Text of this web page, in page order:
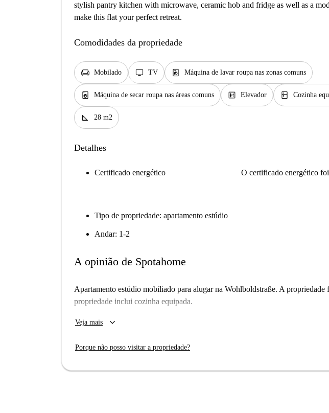
stylish pantry kitchen with microwave, ceramic hob and fridge as well as a
make this flat your perfect retreat.
Comodidades da propriedade
chair Mobilado tv TV local_laundry_service Máquina de lavar roupa nas zonas comuns
local_laundry_service Máquina de secar roupa nas áreas comuns elevator Elevador kitchen Cozinha
square_foot 28 m2
Detalhes
Certificado energético O certificado energético
Tipo de propriedade: apartamento estúdio
Andar: 1-2
A opinião de Spotahome
Apartamento estúdio mobiliado para alugar na Wohlboldstraße. A propriedade
propriedade inclui cozinha equipada.
Importante: - Esta propriedade é uma de um conjunto. Isso significa que há
realmente aluga.
Veja mais keyboard_arrow_down
Porque não posso visitar a propriedade?